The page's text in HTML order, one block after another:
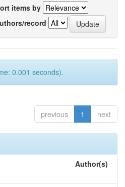
items by
record
0.001 seconds).
previous 1 next
Author(s)